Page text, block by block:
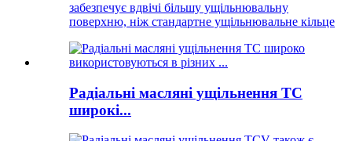
забезпечує вдвічі більшу ущільнювальну
поверхню, ніж стандартне ущільнювальне кільце
Радіальні масляні ущільнення TC
широкі...